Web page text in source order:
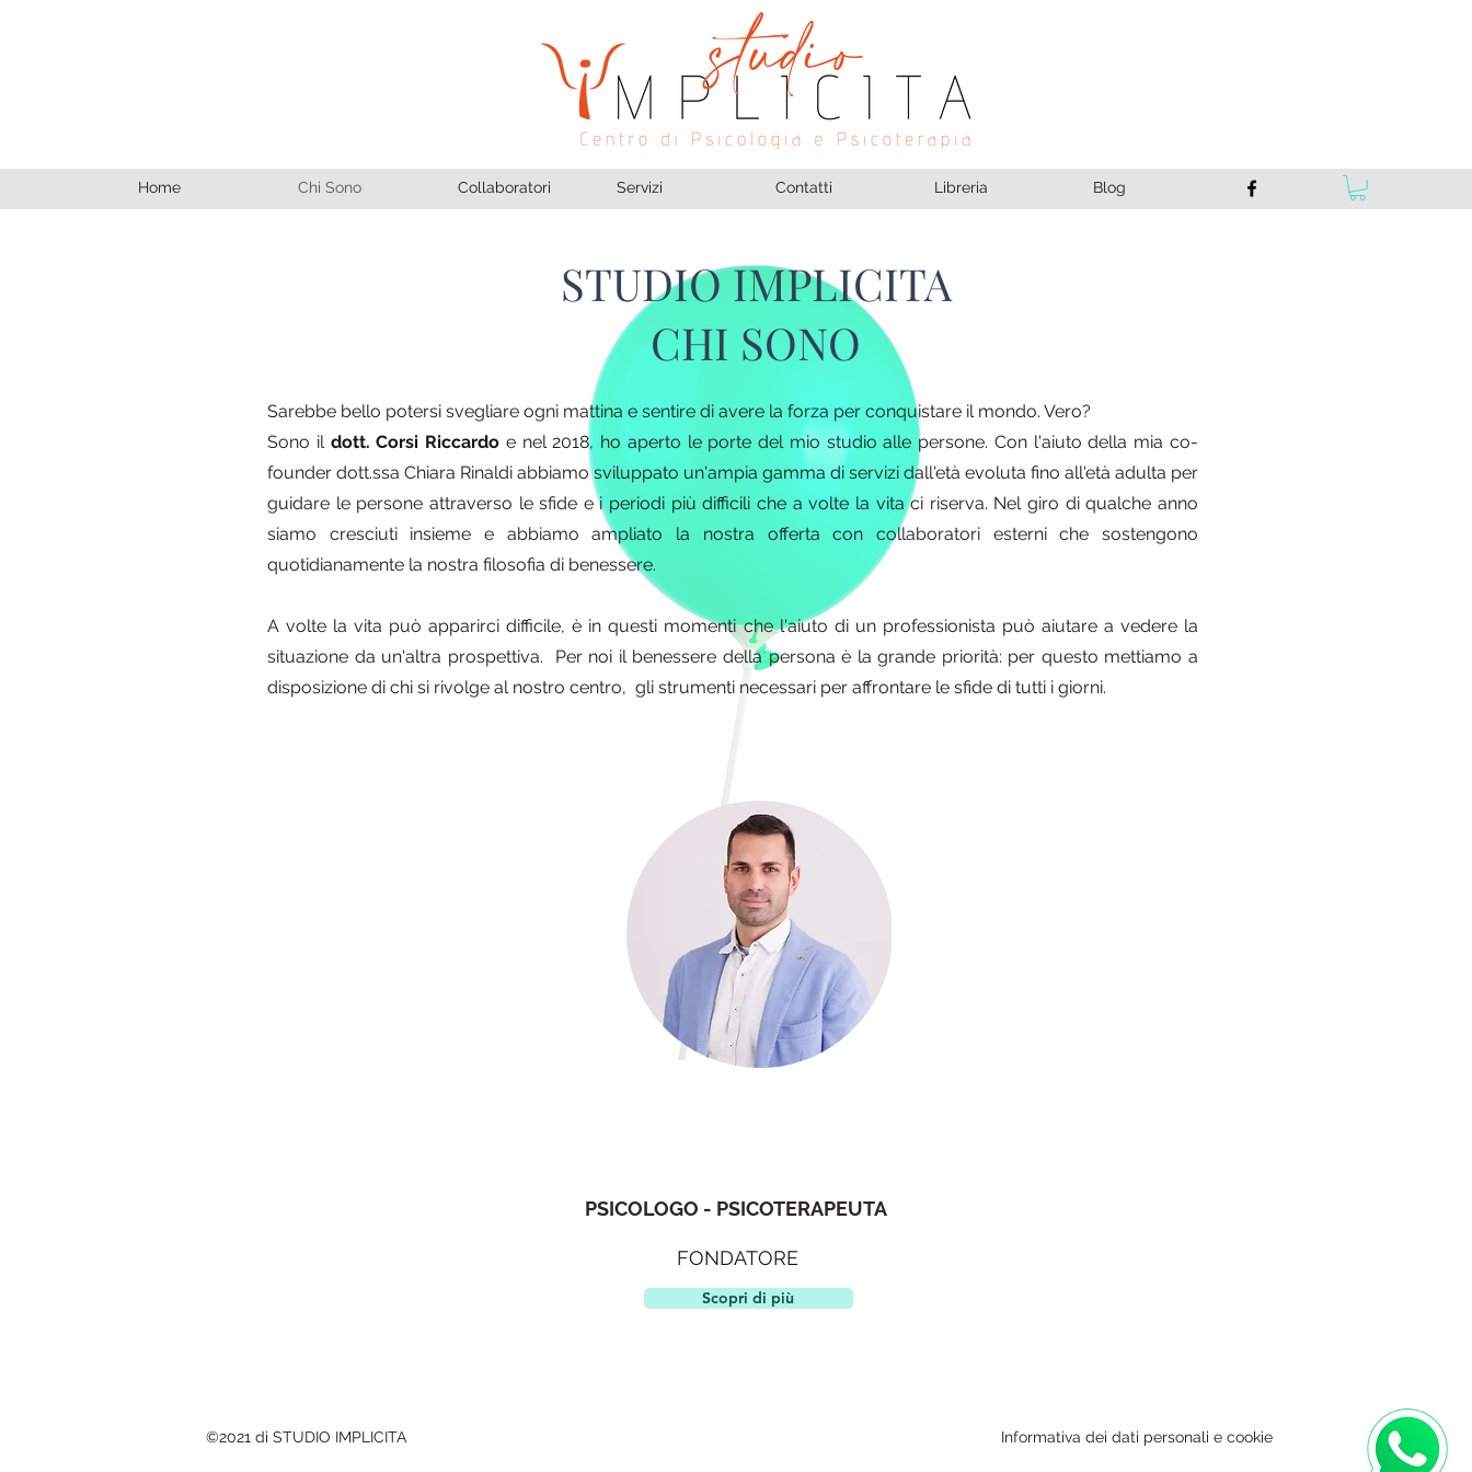
Home Chi Sono Collaboratori Servizi Contatti Libreria Blog
PSICOLOGO - PSICOTERAPEUTA
FONDATORE
Scopri di più
STUDIO IMPLICITA
CHI SONO
Sarebbe bello potersi svegliare ogni mattina e sentire di avere la forza per conquistare il mondo. Vero?
Sono il dott. Corsi Riccardo e nel 2018, ho aperto le porte del mio studio alle persone. Con l'aiuto della miaco-
founder dott.ssa Chiara Rinaldi abbiamo sviluppato un'ampia gamma di servizi dall'età evoluta fino all'età adulta per
guidare le persone attraverso le sfide e i periodi più difficili che a volte la vita ci riserva. Nel giro di qualche anno
siamo cresciuti insieme e abbiamo ampliato la nostra offerta con collaboratori esterni che sostengono
quotidianamente la nostra filosofia di benessere.
A volte la vita può apparirci difficile, è in questi momenti che l'aiuto di un professionista può aiutare a vedere la
situazione da un'altra prospettiva. Per noi il benessere della persona è la grande priorità: per questo mettiamo a
disposizione di chi si rivolge al nostro centro, gli strumenti necessari per affrontare le sfide di tutti i giorni.
©2021 di STUDIO IMPLICITA Informativa dei dati personali e cookie